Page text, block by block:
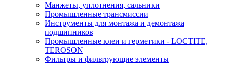
Манжеты, уплотнения, сальники
Промышленные трансмиссии
Инструменты для монтажа и демонтажа
подшипников
Промышленные клеи и герметики - LOCTITE,
TEROSON
Фильтры и фильтрующие элементы